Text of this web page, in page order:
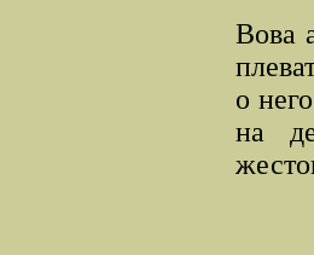
Вова
о
на